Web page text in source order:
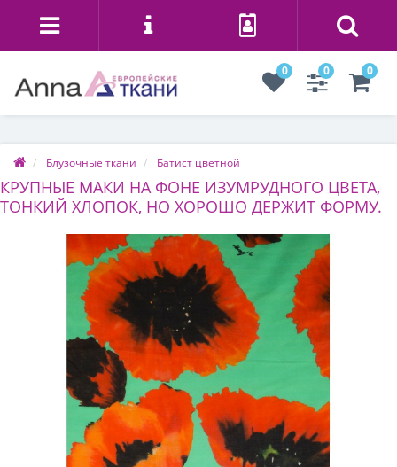
0 0 0
Блузочные ткани Батист цветной
КРУПНЫЕ МАКИ НА ФОНЕ ИЗУМРУДНОГО ЦВЕТА,
ТОНКИЙ ХЛОПОК, НО ХОРОШО ДЕРЖИТ ФОРМУ.